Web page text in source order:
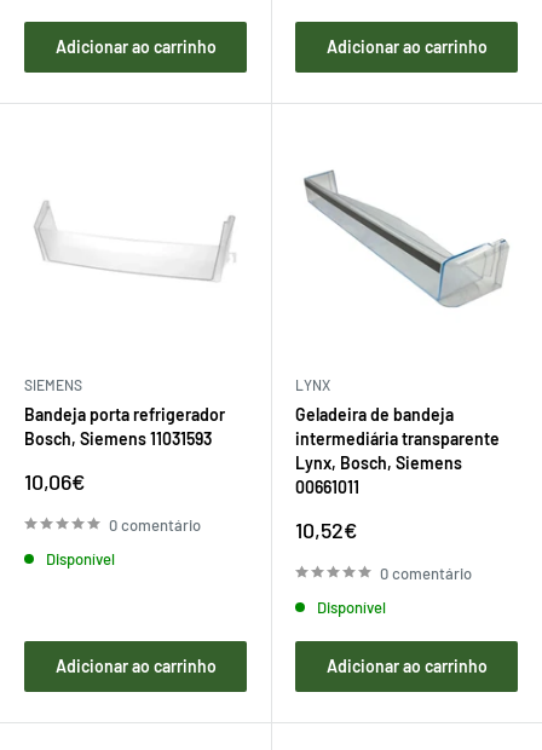
Adicionar ao carrinho Adicionar ao carrinho
SIEMENS
Bandeja porta refrigerador
Bosch, Siemens 11031593
Preço
venda
10,06€
0 comentário
Disponível
Adicionar ao carrinho
LYNX
Geladeira de bandeja
intermediária transparente
Lynx, Bosch, Siemens
00661011
Preço
venda
10,52€
0 comentário
Disponível
Adicionar ao carrinho